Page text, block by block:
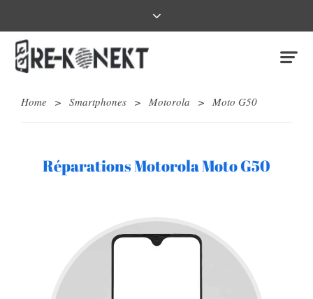
Home > Smartphones > Motorola > Moto G50
Réparations Motorola Moto G50